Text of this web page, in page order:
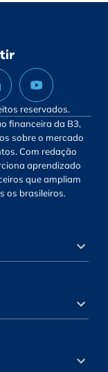
reservados.
financeira da B3,
sobre o mercado
Com redação
aprendizado
que ampliam
os brasileiros.